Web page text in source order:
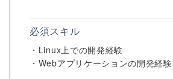
必須スキル
・Linux上での開発経験
・Webアプリケーションの開発経験